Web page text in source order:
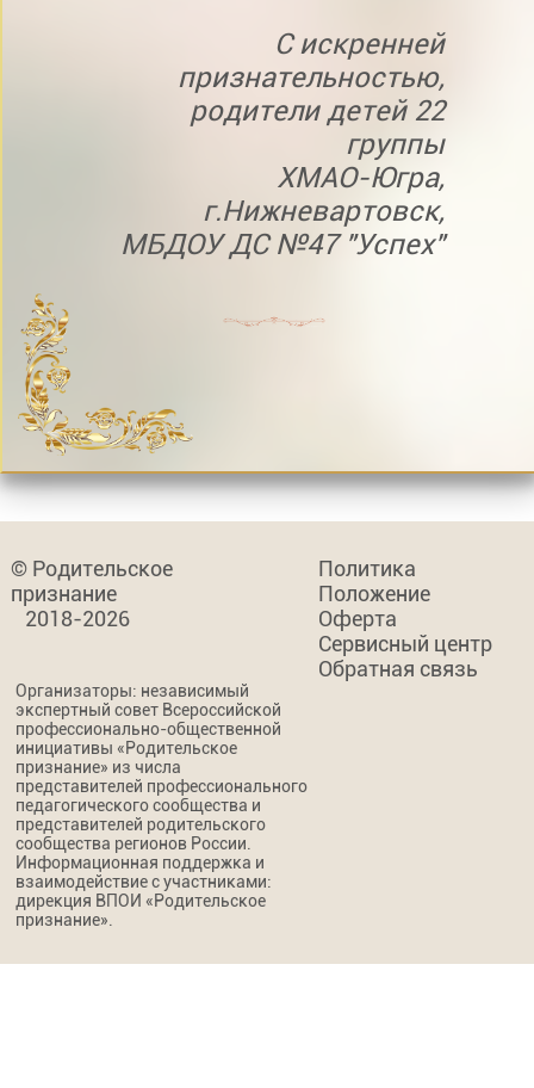
С искренней
признательностью,
родители детей 22
группы
ХМАО-Югра,
г.Нижневартовск,
МБДОУ ДС №47 "Успех"
© Родительское
признание
2018-2026
Политика
Положение
Оферта
Сервисный центр
Обратная связь
Организаторы: независимый
экспертный совет Всероссийской
профессионально-общественной
инициативы «Родительское
признание» из числа
представителей профессионального
педагогического сообщества и
представителей родительского
сообщества регионов России.
Информационная поддержка и
взаимодействие с участниками:
дирекция ВПОИ «Родительское
признание».